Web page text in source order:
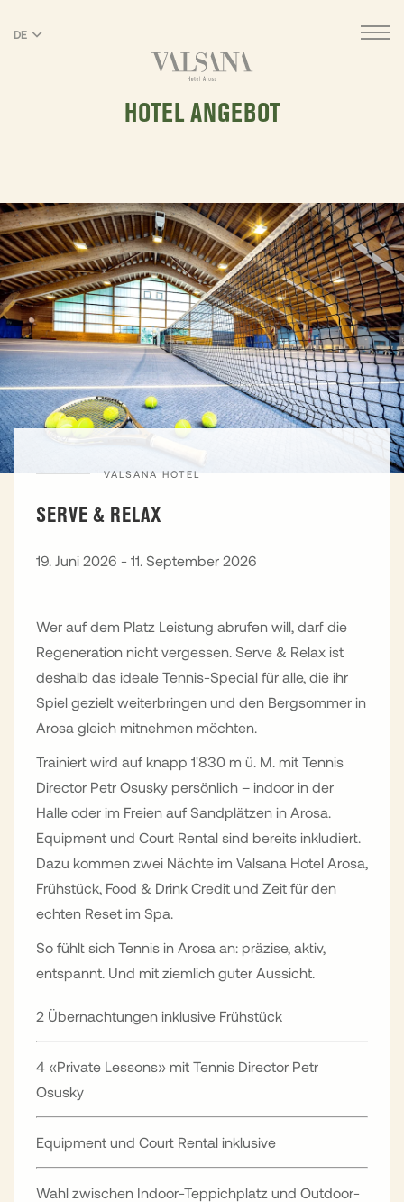
DE
HOTEL ANGEBOT
VALSANA HOTEL
SERVE & RELAX
19. Juni 2026 - 11. September 2026
Wer auf dem Platz Leistung abrufen will, darf die
Regeneration nicht vergessen. Serve & Relax ist
deshalb das ideale Tennis-Special für alle, die ihr
Spiel gezielt weiterbringen und den Bergsommer in
Arosa gleich mitnehmen möchten.
Trainiert wird auf knapp 1'830 m ü. M. mit Tennis
Director Petr Osusky persönlich – indoor in der
Halle oder im Freien auf Sandplätzen in Arosa.
Equipment und Court Rental sind bereits inkludiert.
Dazu kommen zwei Nächte im Valsana Hotel Arosa,
Frühstück, Food & Drink Credit und Zeit für den
echten Reset im Spa.
So fühlt sich Tennis in Arosa an: präzise, aktiv,
entspannt. Und mit ziemlich guter Aussicht.
2 Übernachtungen inklusive Frühstück
4 «Private Lessons» mit Tennis Director Petr
Osusky
Equipment und Court Rental inklusive
Wahl zwischen Indoor-Teppichplatz und Outdoor-